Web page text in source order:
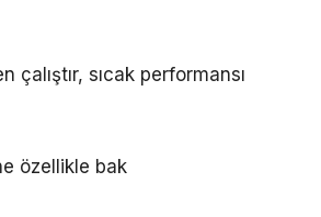
çalıştır, sıcak performansı
özellikle bak